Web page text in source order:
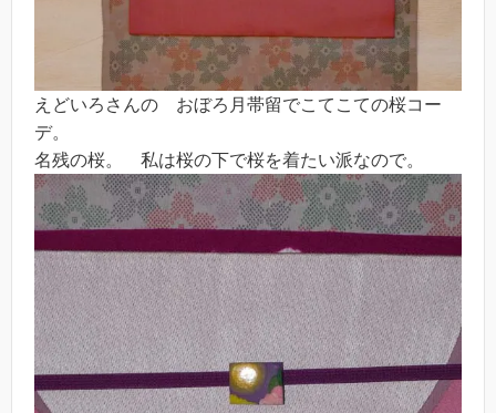
えどいろさんの おぼろ月帯留でこてこての桜コー
デ。
名残の桜。 私は桜の下で桜を着たい派なので。